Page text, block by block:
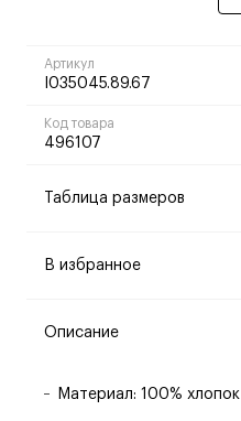
Артикул
I035045.89.67
Код товара
496107
Таблица размеров
В избранное
Описание
Материал: 100% хлопок